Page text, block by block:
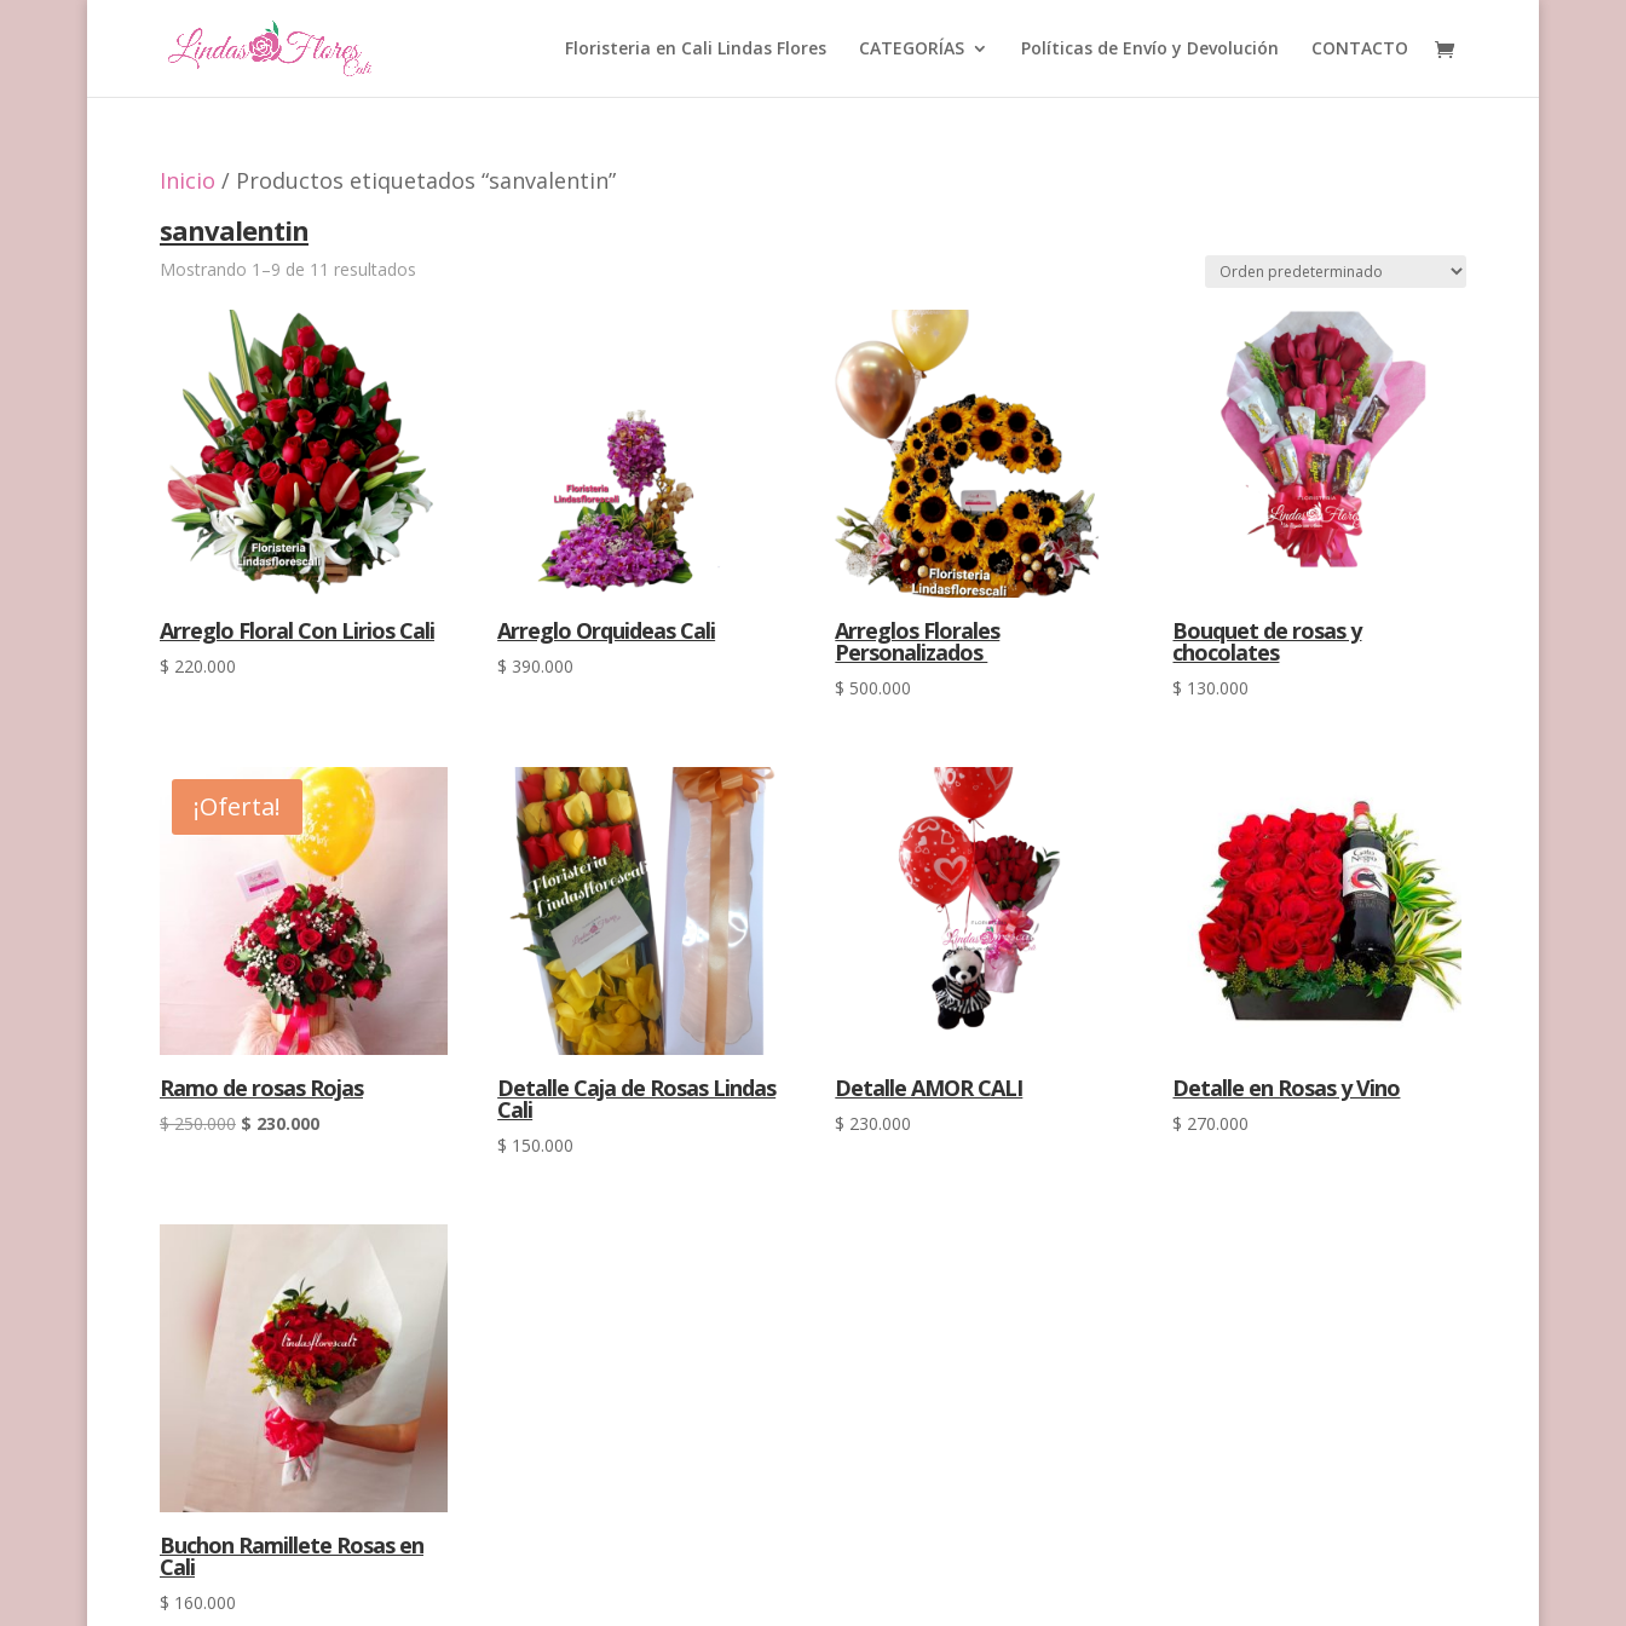
Floristeria en Cali Lindas Flores CATEGORÍAS Políticas de Envío y Devolución CONTACTO
Inicio / Productos etiquetados “sanvalentin”
sanvalentin
Mostrando 1–9 de 11 resultados
Arreglo Floral Con Lirios Cali
$ 220.000
Arreglo Orquideas Cali
$ 390.000
Arreglos Florales
Personalizados
$ 500.000
Bouquet de rosas y
chocolates
$ 130.000
¡Oferta!
Ramo de rosas Rojas
$250.000 El
$ 230.000El
Detalle Caja de Rosas Lindas
Cali
$ 150.000
Detalle AMOR CALI
$ 230.000
Detalle en Rosas y Vino
$ 270.000
Buchon Ramillete Rosas en
Cali
$ 160.000